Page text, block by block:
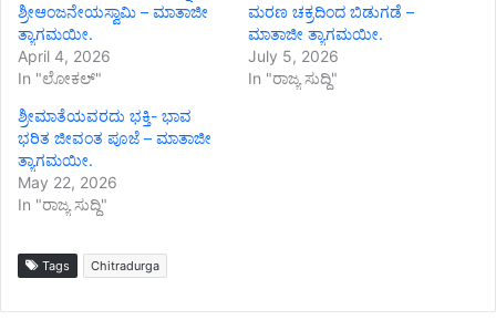
ಶ್ರೀಆಂಜನೇಯಸ್ವಾಮಿ – ಮಾತಾಜೀ
ತ್ಯಾಗಮಯೀ.
April 4, 2026
In "ಲೋಕಲ್"
ಮರಣ ಚಕ್ರದಿಂದ ಬಿಡುಗಡೆ –
ಮಾತಾಜೀ ತ್ಯಾಗಮಯೀ.
July 5, 2026
In "ರಾಜ್ಯ ಸುದ್ದಿ"
ಶ್ರೀಮಾತೆಯವರದು ಭಕ್ತಿ- ಭಾವ
ಭರಿತ ಜೀವಂತ ಪೂಜೆ – ಮಾತಾಜೀ
ತ್ಯಾಗಮಯೀ.
May 22, 2026
In "ರಾಜ್ಯ ಸುದ್ದಿ"
Tags Chitradurga